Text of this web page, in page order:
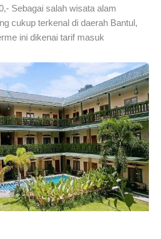
Sebagai salah wisata alam
cukup terkenal di daerah Bantul,
ini dikenai tarif masuk